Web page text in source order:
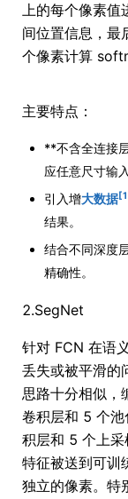
上的每个像素值
间位置信息，最
个像素计算
主要特点：
**不含全连接
应任意尺寸输入
引入增大数据
结果。
结合不同深度
精确性。
2.SegNet
针对 FCN 在语
丢失或被平滑的
思路十分相似，
卷积层和 5 个
积层和 5 个上
特征被送到可训
独立的像素。